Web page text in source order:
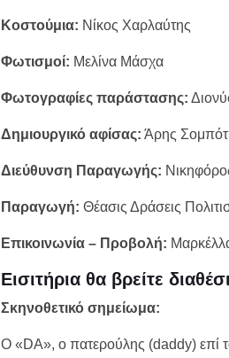
Κοστούμια: Νίκος Χαρλαύτης
Φωτισμοί: Μελίνα Μάσχα
Φωτογραφίες παράστασης:
Δημιουργικό αφίσας: Άρης
Διεύθυνση Παραγωγής:
Παραγωγή: Θέασις Δράσεις
Επικοινωνία – Προβολή:
Εισιτήρια θα βρείτε
Σκηνοθετικό σημείωμα:
Ο «DA», ο πατερούλης (daddy) επί